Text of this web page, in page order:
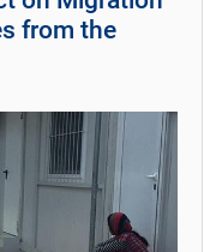
from the